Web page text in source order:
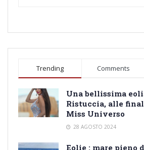
Trending Comments
Una bellissima
Ristuccia, alle
Miss Universo
28 AGOSTO 2024
Eolie : mare pieno